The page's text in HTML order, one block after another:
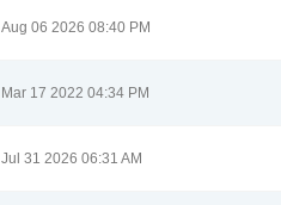
Aug 06 2026 08:40 PM
Mar 17 2022 04:34 PM
Jul 31 2026 06:31 AM